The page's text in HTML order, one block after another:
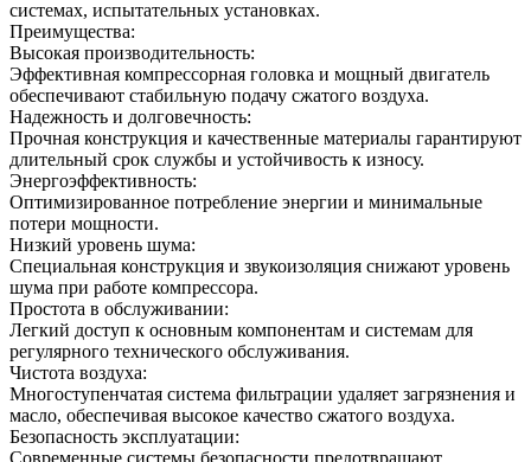
системах, испытательных установках.
Преимущества:
Высокая производительность:
Эффективная компрессорная головка и мощный двигатель
обеспечивают стабильную подачу сжатого воздуха.
Надежность и долговечность:
Прочная конструкция и качественные материалы гарантируют
длительный срок службы и устойчивость к износу.
Энергоэффективность:
Оптимизированное потребление энергии и минимальные
потери мощности.
Низкий уровень шума:
Специальная конструкция и звукоизоляция снижают уровень
шума при работе компрессора.
Простота в обслуживании:
Легкий доступ к основным компонентам и системам для
регулярного технического обслуживания.
Чистота воздуха:
Многоступенчатая система фильтрации удаляет загрязнения и
масло, обеспечивая высокое качество сжатого воздуха.
Безопасность эксплуатации:
Современные системы безопасности предотвращают